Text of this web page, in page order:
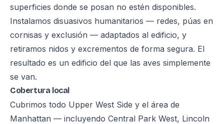
superficies donde se posan no estén disponibles.
Instalamos disuasivos humanitarios — redes, púas en
cornisas y exclusión — adaptados al edificio, y
retiramos nidos y excrementos de forma segura. El
resultado es un edificio del que las aves simplemente
se van.
Cobertura local
Cubrimos todo Upper West Side y el área de
Manhattan — incluyendo Central Park West, Lincoln